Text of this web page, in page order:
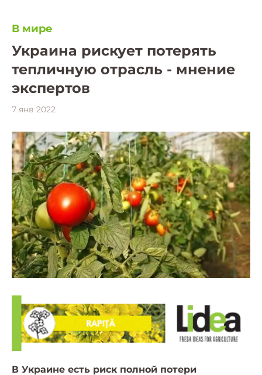
В мире
Украина рискует потерять
тепличную отрасль - мнение
экспертов
7 янв 2022
В Украине есть риск полной потери